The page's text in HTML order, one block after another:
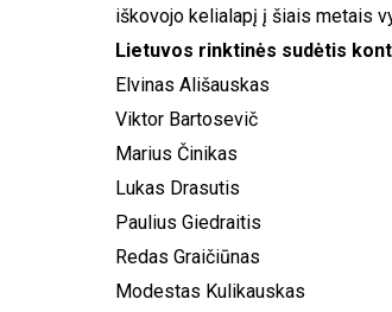
iškovojo kelialapį į šiais metais
Lietuvos rinktinės sudėtis
Elvinas Ališauskas
Viktor Bartosevič
Marius Činikas
Lukas Drasutis
Paulius Giedraitis
Redas Graičiūnas
Modestas Kulikauskas